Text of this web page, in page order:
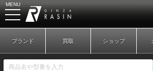
MENU
ブランド 買取 ショップ